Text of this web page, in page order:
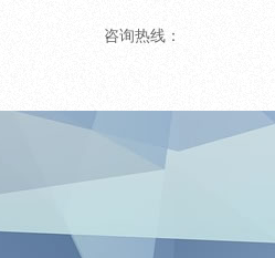
咨询热线：